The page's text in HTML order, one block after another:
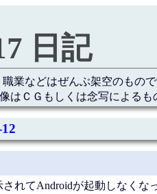
日記
業などはぜんぶ架空のもの
はＣＧもしくは念写によるも
されてAndroidが起動しなくな